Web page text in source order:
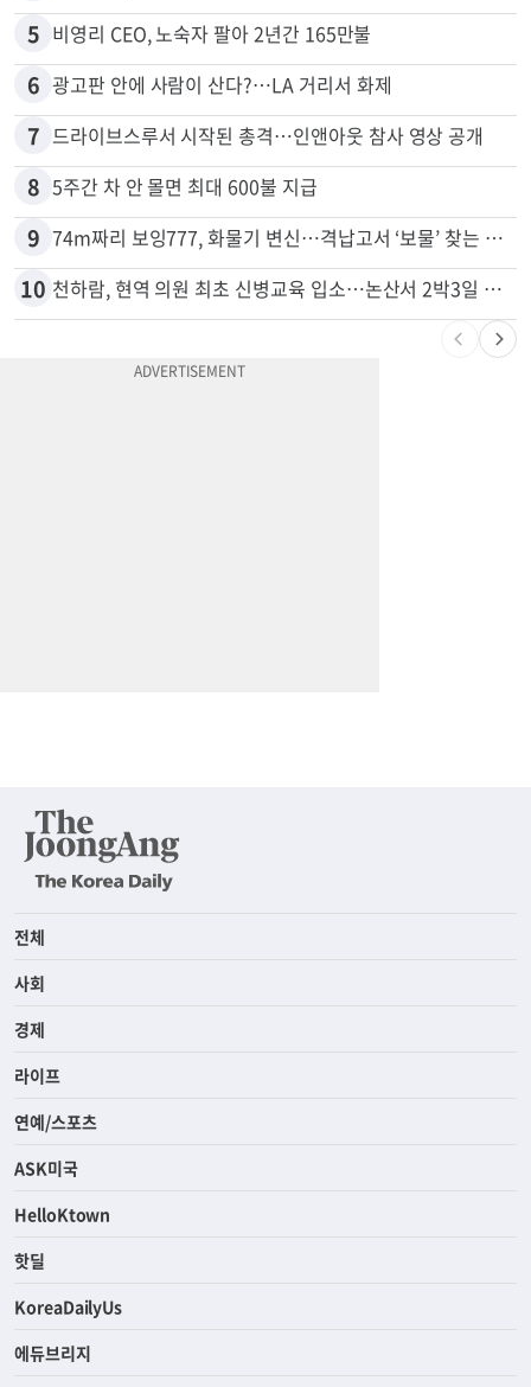
5 비영리 CEO, 노숙자 팔아 2년간 165만불
6 광고판 안에 사람이 산다?…LA 거리서 화제
7 드라이브스루서 시작된 총격…인앤아웃 참사 영상 공개
8 5주간 차 안 몰면 최대 600불 지급
9 74m짜리 보잉777, 화물기 변신…격납고서 ‘보물’ 찾는 인천공항
10 천하람, 현역 의원 최초 신병교육 입소…논산서 2박3일 생활
전체
사회
경제
라이프
연예/스포츠
ASK미국
HelloKtown
핫딜
KoreaDailyUs
에듀브리지